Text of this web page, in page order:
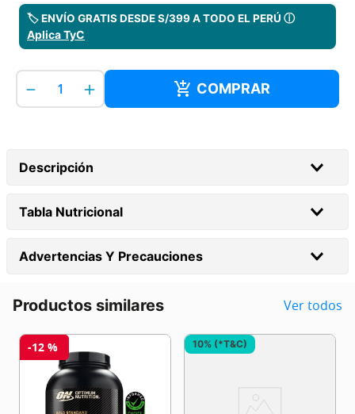
🏷️ ENVÍO GRATIS DESDE S/399 A TODO EL PERÚ ⓘ
Aplica TyC
＋
－
Descripción
Tabla Nutricional
Advertencias Y Precauciones
Productos similares Ver todos
-12 % 10% (*T&C)